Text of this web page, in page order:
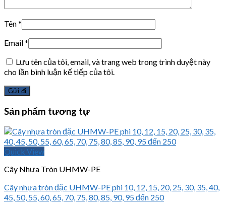
Tên*
Email*
Lưu tên của tôi, email, và trang web trong trình duyệt này
cho lần bình luận kế tiếp của tôi.
Sản phẩm tương tự
Quick View
Cây Nhựa Tròn UHMW-PE
Cây nhựa tròn đặc UHMW-PE phi 10, 12, 15, 20, 25, 30, 35, 40,
45, 50, 55, 60, 65, 70, 75, 80, 85, 90, 95 đến 250